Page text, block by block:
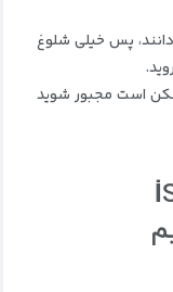
پس خیلی شلوغ
است مجبور شوید